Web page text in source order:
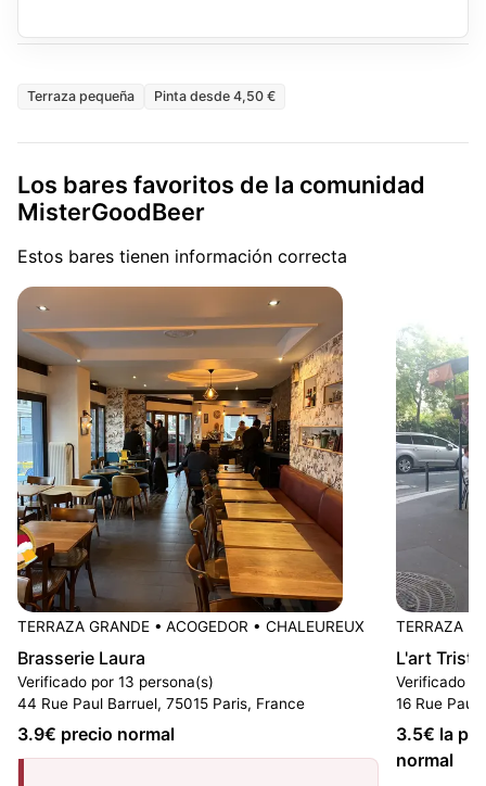
Terraza pequeña Pinta desde 4,50 €
Los bares favoritos de la comunidad
MisterGoodBeer
Estos bares tienen información correcta
TERRAZA GRANDE • ACOGEDOR • CHALEUREUX
Brasserie Laura
Verificado por 13 persona(s)
44 Rue Paul Barruel, 75015 Paris, France
3.9€ precio normal
TERRAZA
L'art Triste
Verificado
16 Rue Paul
3.5€ la
normal